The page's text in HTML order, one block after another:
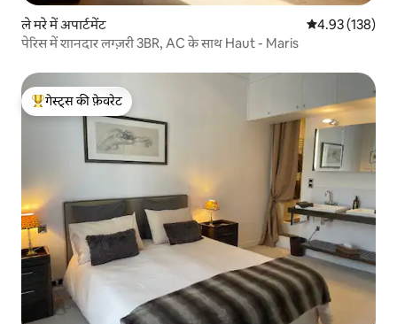
ले मरे में अपार्टमेंट औसत रेटिंग 5 में से
4.93 (138)
पेरिस में शानदार लग्ज़री 3BR, AC के साथ Haut - Maris
गेस्ट्स का टॉप फ़ेवरेट
गेस्ट्स की फ़ेवरेट